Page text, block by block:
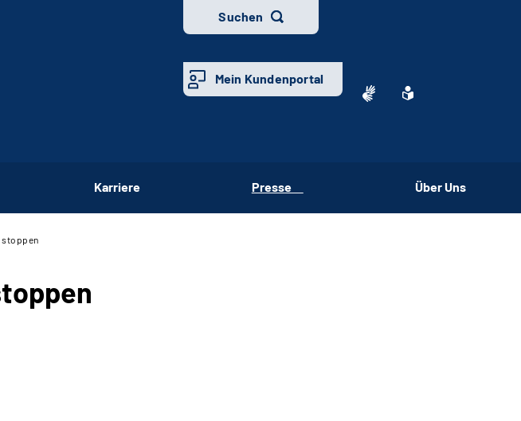
Suchen
Mein Kundenportal
Karriere Presse Über Uns
stoppen